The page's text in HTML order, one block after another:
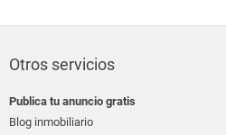
Otros servicios
Publica tu anuncio gratis
Blog inmobiliario